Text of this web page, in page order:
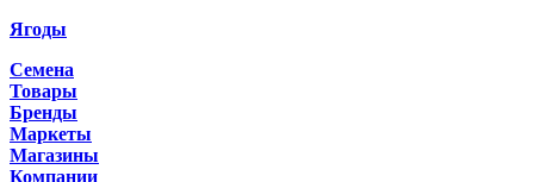
Ягоды
Семена
Товары
Бренды
Маркеты
Магазины
Компании